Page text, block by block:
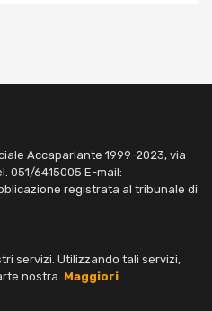
Accaparlante 1999-2023, via
051/6415005 E-mail:
registrata al tribunale di
servizi. Utilizzando tali servizi,
nostra. Maggiori